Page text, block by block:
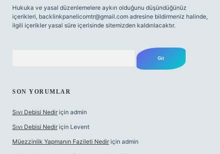
Hukuka ve yasal düzenlemelere aykırı olduğunu düşündüğünüz
içerikleri, backlinkpanelicomtr@gmail.com adresine bildirmeniz halinde,
ilgili içerikler yasal süre içerisinde sitemizden kaldırılacaktır.
SON YORUMLAR
Sıvı Debisi Nedir için admin
Sıvı Debisi Nedir için Levent
Müezzinlik Yapmanın Fazileti Nedir için admin